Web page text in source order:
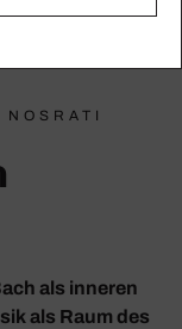
als inneren
als Raum des